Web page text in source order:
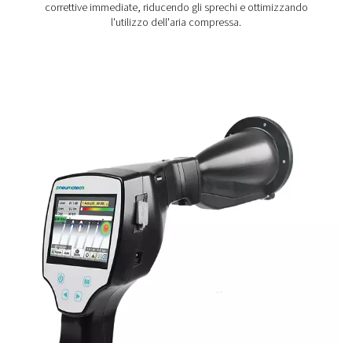
Rilevatori di perdite Leak Check Pro
Leak Check Pro 3X e 4X portano il rilevamento delle
livello superiore visualizzando le perdite di aria
direttamente sullo schermo. Utilizzando 30 microfoni
creano un'immagine a ultrasuoni delle perdite, anche
rumorosi, rendendo il rilevamento più rapido ed